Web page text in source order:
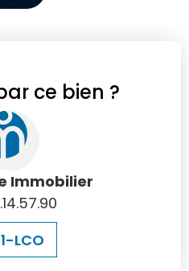
ce bien ?
Immobilier
LCO